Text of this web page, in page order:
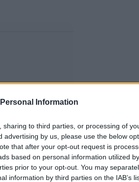
Information
sharing to third parties, or processing of
advertising by us, please use the below
that after your opt-out request is
based on personal information utilized
prior to your opt-out. You may
information by third parties on the IAB’s